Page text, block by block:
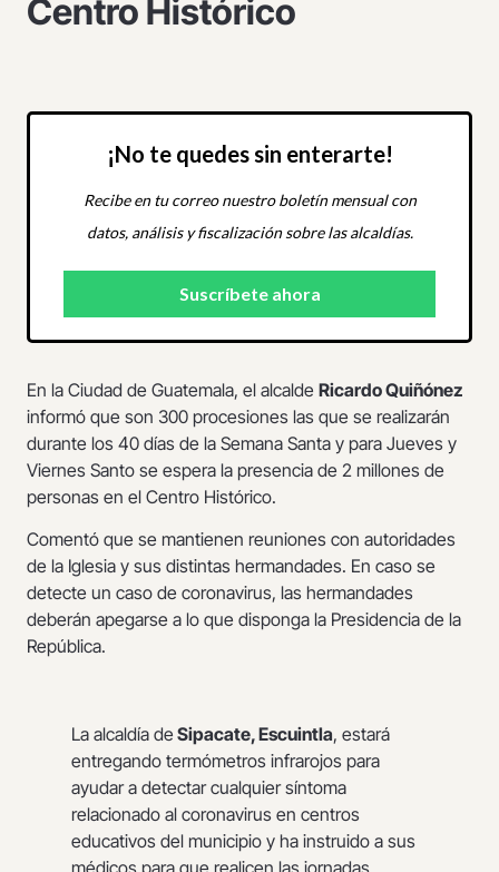
Centro Histórico
¡No te quedes sin enterarte!
Recibe en tu correo nuestro boletín mensual con
datos, análisis y fiscalización sobre las alcaldías.
En la Ciudad de Guatemala, el alcalde Ricardo Quiñónez
informó que son 300 procesiones las que se realizarán
durante los 40 días de la Semana Santa y para Jueves y
Viernes Santo se espera la presencia de 2 millones de
personas en el Centro Histórico.
Comentó que se mantienen reuniones con autoridades
de la Iglesia y sus distintas hermandades. En caso se
detecte un caso de coronavirus, las hermandades
deberán apegarse a lo que disponga la Presidencia de la
República.
La alcaldía de Sipacate, Escuintla, estará
entregando termómetros infrarojos para
ayudar a detectar cualquier síntoma
relacionado al coronavirus en centros
educativos del municipio y ha instruido a sus
médicos para que realicen las jornadas